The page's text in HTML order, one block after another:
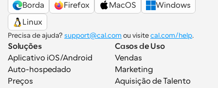
Borda
Firefox MacOS
Windows
Linux
Precisa de ajuda? support@cal.com ou visite cal.com/help.
Soluções
Aplicativo iOS/Android
Auto-hospedado
Preços
Casos de Uso
Vendas
Marketing
Aquisição de Talento